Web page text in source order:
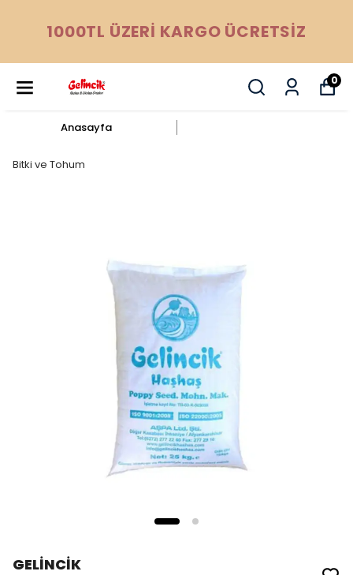
1000TL ÜZERİ KARGO ÜCRETSİZ
0
Anasayfa
Bitki ve Tohum
GELİNCİK